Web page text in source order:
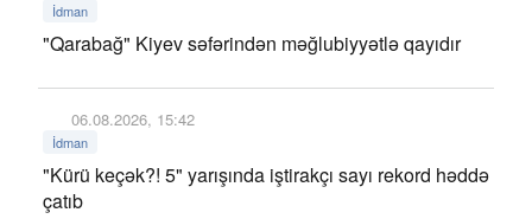
İdman
"Qarabağ" Kiyev səfərindən məğlubiyyətlə qayıdır
06.08.2026, 15:42
İdman
"Kürü keçək?! 5" yarışında iştirakçı sayı rekord həddə
çatıb